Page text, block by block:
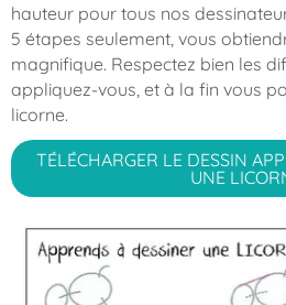
hauteur pour tous nos
5 étapes seulement, vous
magnifique. Respectez bien les
appliquez-vous, et à la fin vous
licorne.
TÉLÉCHARGER LE DESSIN
UNE